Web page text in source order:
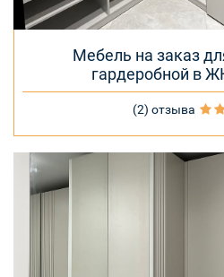
Мебель на заказ
гардеробной в
(2) отзыва